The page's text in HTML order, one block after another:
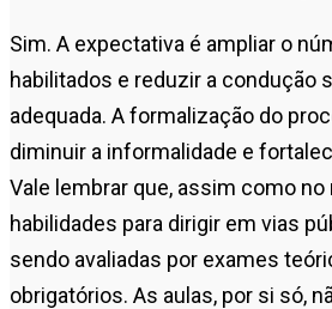
Sim. A expectativa é ampliar o
habilitados e reduzir a condução
adequada. A formalização do
diminuir a informalidade e
Vale lembrar que, assim como no
habilidades para dirigir em vias
sendo avaliadas por exames
obrigatórios. As aulas, por si só,